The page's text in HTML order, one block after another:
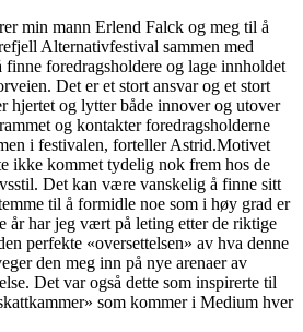
min mann Erlend Falck og meg til å
Alternativfestival sammen med
finne foredragsholdere og lage innholdet
Det er et stort ansvar og et stort
hjertet og lytter både innover og utover
og kontakter foredragsholderne
i festivalen, forteller Astrid.Motivet
ikke kommet tydelig nok frem hos de
Det kan være vanskelig å finne sitt
til å formidle noe som i høy grad er
år har jeg vært på leting etter de riktige
perfekte «oversettelsen» av hva denne
den meg inn på nye arenaer av
Det var også dette som inspirerte til
som kommer i Medium hver